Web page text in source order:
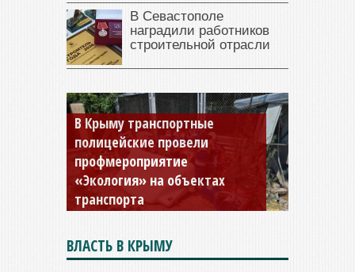
В Севастополе
наградили работников
строительной отрасли
Роспотребнадзор проверил
морскую воду в Крыму
ВЛАСТЬ В КРЫМУ